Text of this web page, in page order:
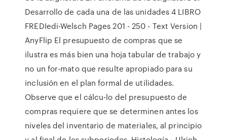
Desarrollo de cada una de las unidades 4 LIBRO
FREDIedi-Welsch Pages 201 - 250 - Text Version |
AnyFlip El presupuesto de compras que se
ilustra es más bien una hoja tabular de trabajo y
no un for-mato que resulte apropiado para su
inclusión en el plan formal de utilidades.
Observe que el cálcu-lo del presupuesto de
compras requiere que se determinen antes los
niveles del inventario de materiales, al principio